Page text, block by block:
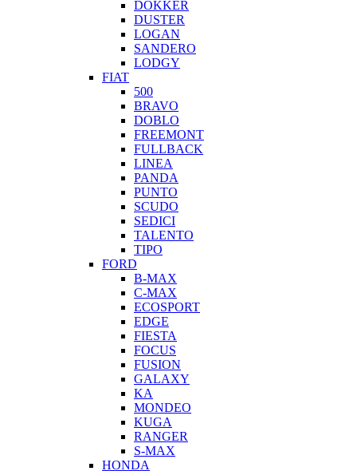
DOKKER
DUSTER
LOGAN
SANDERO
LODGY
FIAT
500
BRAVO
DOBLO
FREEMONT
FULLBACK
LINEA
PANDA
PUNTO
SCUDO
SEDICI
TALENTO
TIPO
FORD
B-MAX
C-MAX
ECOSPORT
EDGE
FIESTA
FOCUS
FUSION
GALAXY
KA
MONDEO
KUGA
RANGER
S-MAX
HONDA